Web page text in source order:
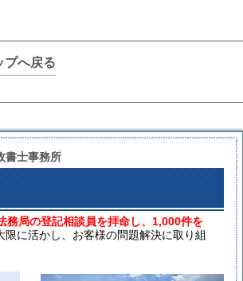
プへ戻る
書士事務所
務局の登記相談員を拝命し、1,000件を
に活かし、お客様の問題解決に取り組